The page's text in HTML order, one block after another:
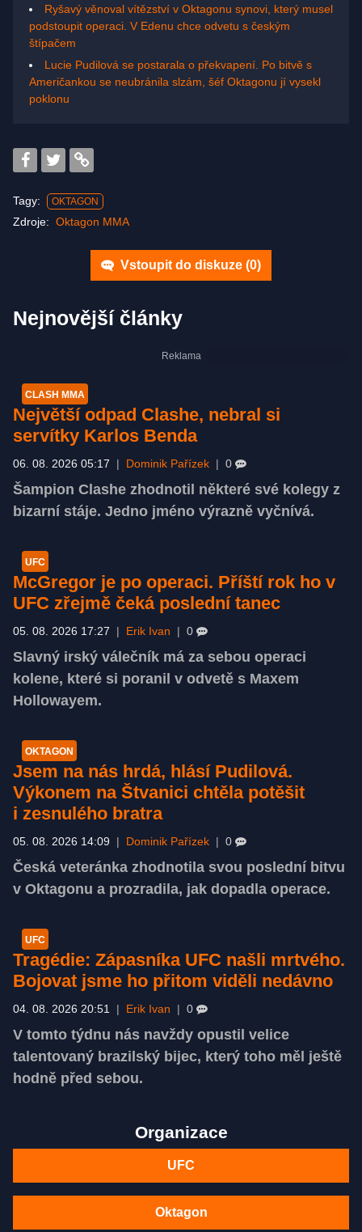
Ryšavý věnoval vítězství v Oktagonu synovi, který musel
podstoupit operaci. V Edenu chce odvetu s českým
štípačem
Lucie Pudilová se postarala o překvapení. Po bitvě s
Američankou se neubránila slzám, šéf Oktagonu jí vysekl
poklonu
Tagy: OKTAGON
Zdroje: Oktagon MMA
Vstoupit do diskuze (0)
Nejnovější články
CLASH MMA
Největší odpad Clashe, nebral si
servítky Karlos Benda
06. 08. 2026 05:17 Dominik Pařízek 0
Šampion Clashe zhodnotil některé své kolegy z
bizarní stáje. Jedno jméno výrazně vyčnívá.
UFC
McGregor je po operaci. Příští rok ho v
UFC zřejmě čeká poslední tanec
05. 08. 2026 17:27 Erik Ivan 0
Slavný irský válečník má za sebou operaci
kolene, které si poranil v odvetě s Maxem
Hollowayem.
OKTAGON
Jsem na nás hrdá, hlásí Pudilová.
Výkonem na Štvanici chtěla potěšit
i zesnulého bratra
05. 08. 2026 14:09 Dominik Pařízek 0
Česká veteránka zhodnotila svou poslední bitvu
v Oktagonu a prozradila, jak dopadla operace.
UFC
Tragédie: Zápasníka UFC našli mrtvého.
Bojovat jsme ho přitom viděli nedávno
04. 08. 2026 20:51 Erik Ivan 0
V tomto týdnu nás navždy opustil velice
talentovaný brazilský bijec, který toho měl ještě
hodně před sebou.
Organizace
UFC
Oktagon